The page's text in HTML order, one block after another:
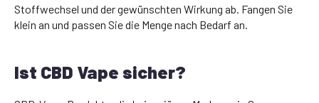
Stoffwechsel und der gewünschten Wirkung ab. Fangen Sie
klein an und passen Sie die Menge nach Bedarf an.
Ist CBD Vape sicher?